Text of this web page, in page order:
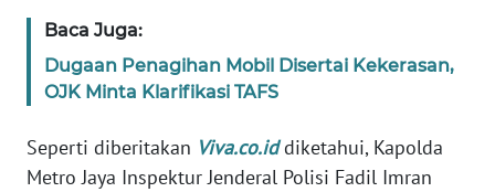
Baca Juga:
Dugaan Penagihan Mobil Disertai Kekerasan,
OJK Minta Klarifikasi TAFS
Seperti diberitakan Viva.co.id diketahui, Kapolda
Metro Jaya Inspektur Jenderal Polisi Fadil Imran
WN
SUMUT
JAKARTA